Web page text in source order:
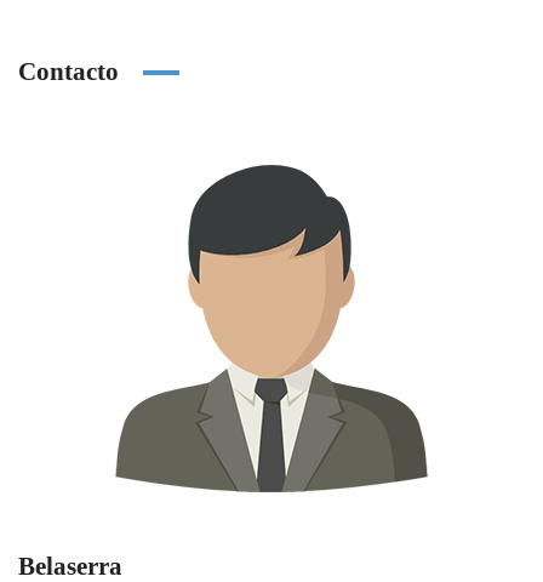
Contacto
Belaserra